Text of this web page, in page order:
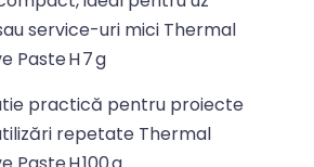
service-uri mici Thermal
Paste H 7 g
practică pentru proiecte
repetate Thermal